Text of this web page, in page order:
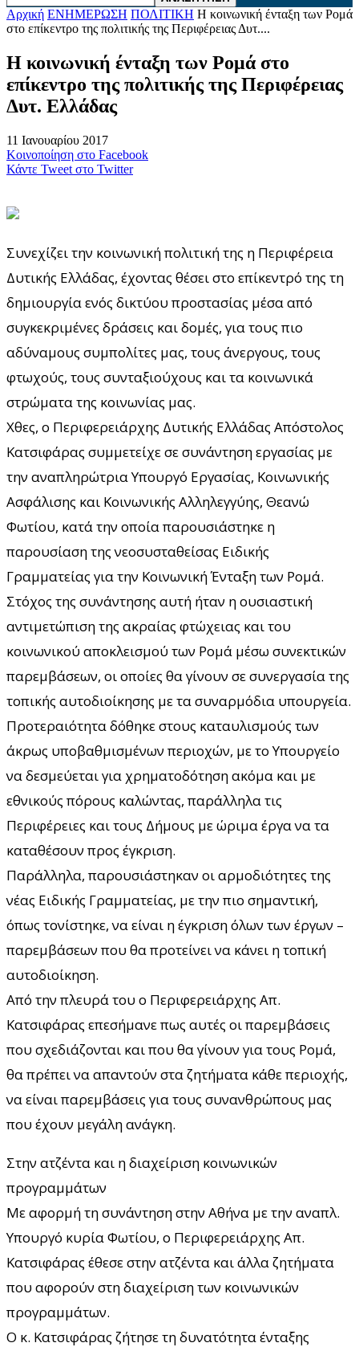
Αρχική ΕΝΗΜΕΡΩΣΗ ΠΟΛΙΤΙΚΗ Η κοινωνική ένταξη των Ρομά
στο επίκεντρο της πολιτικής της Περιφέρειας Δυτ....
Η κοινωνική ένταξη των Ρομά στο
επίκεντρο της πολιτικής της Περιφέρειας
Δυτ. Ελλάδας
11 Ιανουαρίου 2017
Κοινοποίηση στο Facebook
Κάντε Tweet στο Twitter
Συνεχίζει την κοινωνική πολιτική της η Περιφέρεια
Δυτικής Ελλάδας, έχοντας θέσει στο επίκεντρό της τη
δημιουργία ενός δικτύου προστασίας μέσα από
συγκεκριμένες δράσεις και δομές, για τους πιο
αδύναμους συμπολίτες μας, τους άνεργους, τους
φτωχούς, τους συνταξιούχους και τα κοινωνικά
στρώματα της κοινωνίας μας.
Χθες, ο Περιφερειάρχης Δυτικής Ελλάδας Απόστολος
Κατσιφάρας συμμετείχε σε συνάντηση εργασίας με
την αναπληρώτρια Υπουργό Εργασίας, Κοινωνικής
Ασφάλισης και Κοινωνικής Αλληλεγγύης, Θεανώ
Φωτίου, κατά την οποία παρουσιάστηκε η
παρουσίαση της νεοσυσταθείσας Ειδικής
Γραμματείας για την Κοινωνική Ένταξη των Ρομά.
Στόχος της συνάντησης αυτή ήταν η ουσιαστική
αντιμετώπιση της ακραίας φτώχειας και του
κοινωνικού αποκλεισμού των Ρομά μέσω συνεκτικών
παρεμβάσεων, οι οποίες θα γίνουν σε συνεργασία της
τοπικής αυτοδιοίκησης με τα συναρμόδια υπουργεία.
Προτεραιότητα δόθηκε στους καταυλισμούς των
άκρως υποβαθμισμένων περιοχών, με το Υπουργείο
να δεσμεύεται για χρηματοδότηση ακόμα και με
εθνικούς πόρους καλώντας, παράλληλα τις
Περιφέρειες και τους Δήμους με ώριμα έργα να τα
καταθέσουν προς έγκριση.
Παράλληλα, παρουσιάστηκαν οι αρμοδιότητες της
νέας Ειδικής Γραμματείας, με την πιο σημαντική,
όπως τονίστηκε, να είναι η έγκριση όλων των έργων –
παρεμβάσεων που θα προτείνει να κάνει η τοπική
αυτοδιοίκηση.
Από την πλευρά του ο Περιφερειάρχης Απ.
Κατσιφάρας επεσήμανε πως αυτές οι παρεμβάσεις
που σχεδιάζονται και που θα γίνουν για τους Ρομά,
θα πρέπει να απαντούν στα ζητήματα κάθε περιοχής,
να είναι παρεμβάσεις για τους συνανθρώπους μας
που έχουν μεγάλη ανάγκη.
Στην ατζέντα και η διαχείριση κοινωνικών
προγραμμάτων
Με αφορμή τη συνάντηση στην Αθήνα με την αναπλ.
Υπουργό κυρία Φωτίου, ο Περιφερειάρχης Απ.
Κατσιφάρας έθεσε στην ατζέντα και άλλα ζητήματα
που αφορούν στη διαχείριση των κοινωνικών
προγραμμάτων.
Ο κ. Κατσιφάρας ζήτησε τη δυνατότητα ένταξης